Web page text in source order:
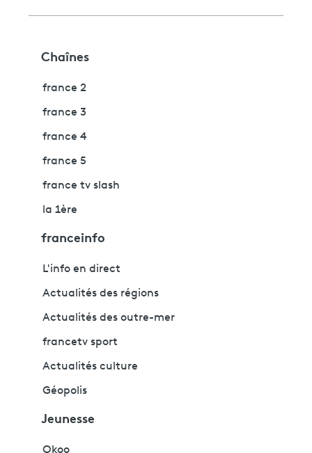
Chaînes
france 2
france 3
france 4
france 5
france tv slash
la 1ère
franceinfo
L'info en direct
Actualités des régions
Actualités des outre-mer
francetv sport
Actualités culture
Géopolis
Jeunesse
Okoo